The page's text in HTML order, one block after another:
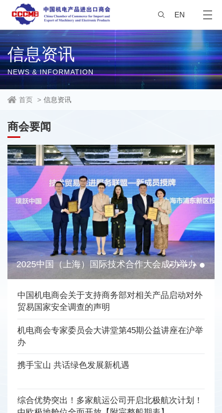
EN
信息资讯
NEWS & INFORMATION
首页 > 信息资讯
商会要闻
2025中国（上海）国际技术合作大会成功举办
中国机电商会关于支持商务部对相关产品启动对外
贸易国家安全调查的声明
机电商会专家委员会大讲堂第45期公益讲座在沪举
办
携手宝山 共话绿色发展新机遇
综合优势突出！多家航运公司开启北极航次计划！